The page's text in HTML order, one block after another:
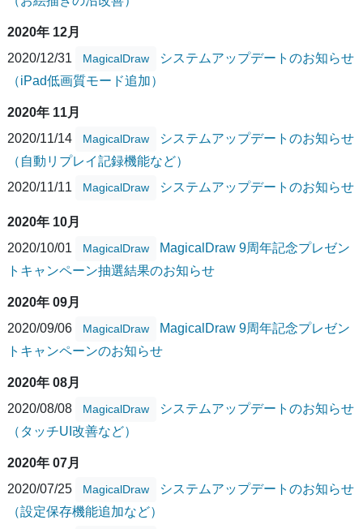
2020年 12月
2020/12/31
MagicalDraw
システムアップデートのお知らせ
（iPad低画質モード追加）
2020年 11月
2020/11/14
MagicalDraw
システムアップデートのお知らせ
（自動リプレイ記録機能など）
2020/11/11
MagicalDraw システムアップデートのお知らせ
2020年 10月
2020/10/01
MagicalDraw
MagicalDraw 9周年記念プレゼン
トキャンペーン抽選結果のお知らせ
2020年 09月
2020/09/06
MagicalDraw
MagicalDraw 9周年記念プレゼン
トキャンペーンのお知らせ
2020年 08月
2020/08/08
MagicalDraw
システムアップデートのお知らせ
（タッチUI改善など）
2020年 07月
2020/07/25
MagicalDraw
システムアップデートのお知らせ
（設定保存機能追加など）